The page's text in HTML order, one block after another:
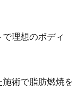
理想のボディ
術で脂肪燃焼を